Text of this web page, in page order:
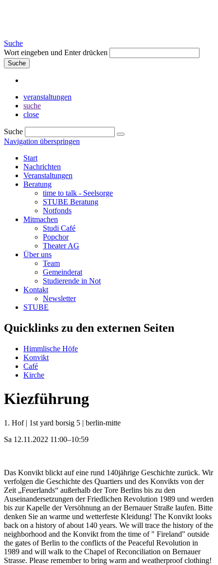
Suche
Wort eingeben und Enter drücken
Suche
veranstaltungen
suche
close
Suche
Navigation überspringen
Start
Nachrichten
Veranstaltungen
Beratung
time to talk - Seelsorge
STUBE Beratung
Notfonds
Mitmachen
Studi Café
Popchor
Theater AG
Über uns
Team
Gemeinderat
Studierende in Not
Kontakt
Newsletter
STUBE
Quicklinks zu den externen Seiten
Himmlische Höfe
Konvikt
Café
Kirche
Kiezführung
1. Hof | 1st yard borsig 5 | berlin-mitte
Sa 12.11.2022 11:00–10:59
Das Konvikt blickt auf eine rund 140jährige Geschichte zurück. Wir
verfolgen die Geschichte des Quartiers und des Konvikts von der
Zeit „Feuerlands“ außerhalb der Tore Berlins bis zu den
Auseinandersetzungen der Friedlichen Revolution 1989 und werden
bis zur Kapelle der Versöhnung an der Bernauer Straße laufen. Bitte
denken Sie an warme und wetterfeste Kleidung! The Konvikt looks
back on a history of about 140 years. We will trace the history of the
neighborhood and the Konvikt from the time of " Fireland" outside
the gates of Berlin to the conflicts of the Peaceful Revolution in
1989 and will walk to the Chapel of Reconciliation on Bernauer
Strasse. Please remember to bring warm and weatherproof clothing!